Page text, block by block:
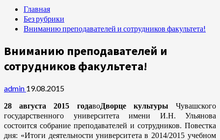
Главная
Без рубрики
Вниманию преподавателей и сотрудников факультета!
Вниманию преподавателей и
сотрудников факультета!
admin 19.08.2015
28 августа 2015 годавоДворце культурыЧувашского
государственного университета имени И.Н. Ульянова
состоится собрание преподавателей и сотрудников. Повестка
дня: «Итоги деятельности университета в 2014/2015 учебном